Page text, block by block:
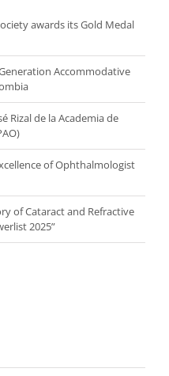
awards its Gold Medal
Accommodative
Rizal de la Academia de
of Ophthalmologist
of Cataract and Refractive
2025”